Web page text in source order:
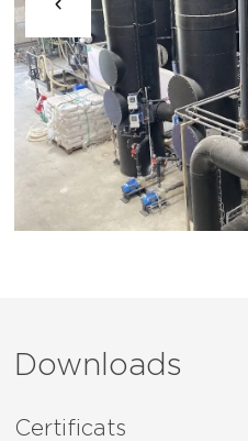
Downloads
Certificats